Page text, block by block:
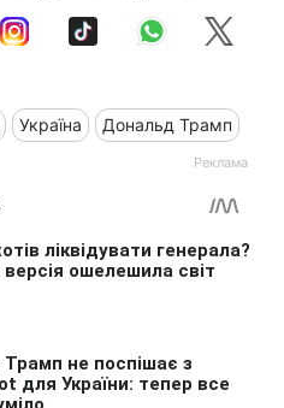
Україна Дональд Трамп